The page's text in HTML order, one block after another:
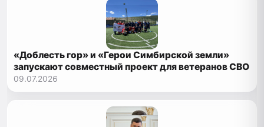
«Доблесть гор» и «Герои Симбирской земли»
запускают совместный проект для ветеранов СВО
09.07.2026